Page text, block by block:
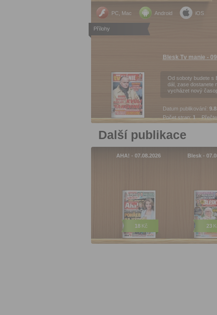
PC, Mac Android iOS
Přílohy
Blesk Tv manie -
Od soboty budete s
dál, zase dostanete
vycházet nový
Datum publikování:
Počet stran:1
Další publikace
AHA! - 07.08.2026
18 Kč
Blesk -
23